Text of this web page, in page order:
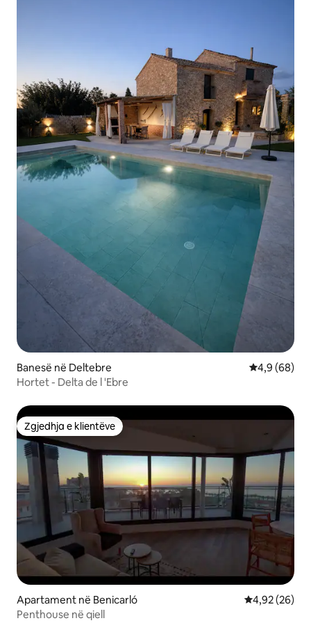
Banesë në Deltebre Vlerësimi
4,9 (68)
Hortet - Delta de l 'Ebre
Zgjedhja e klientëve
Zgjedhja e klientëve
Apartament në Benicarló Vlerësimi
4,92 (26)
Penthouse në qiell